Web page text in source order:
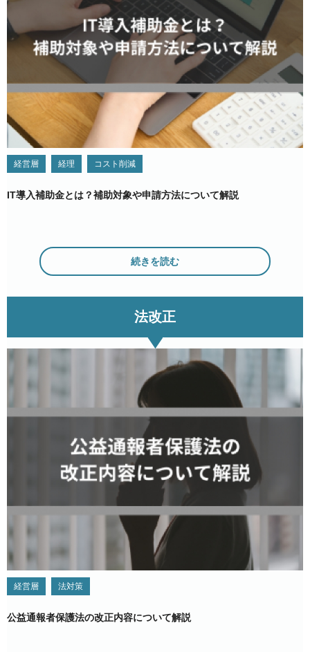
経営層 経理 コスト削減
IT導入補助金とは？補助対象や申請方法について解説
続きを読む
法改正
経営層 法対策
公益通報者保護法の改正内容について解説